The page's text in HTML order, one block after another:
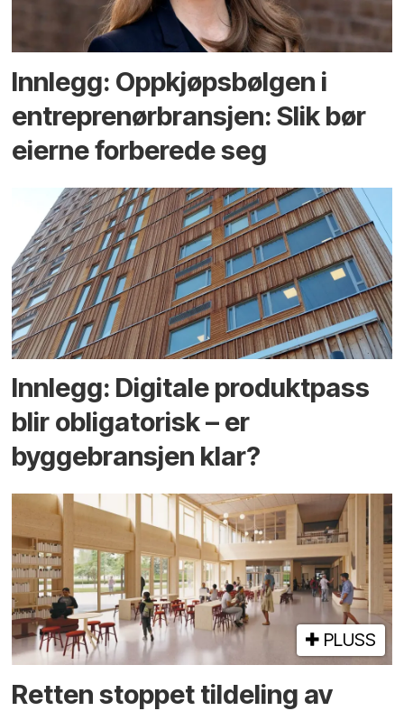
Innlegg: Oppkjøps­bølgen i
entreprenør­bransjen: Slik bør
eierne forberede seg
Innlegg: Digitale produktpass
blir obligatorisk – er
byggebransjen klar?
PLUSS
Retten stoppet tildeling av